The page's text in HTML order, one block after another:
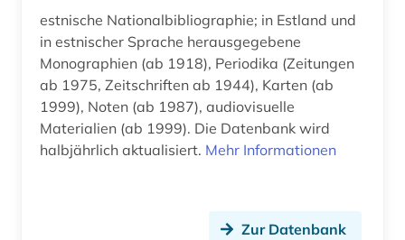
deutsches sprachgebiet (1)
deutschland (30)
deutschland &lt (1)
deutschland (ddr) (1)
estnische Nationalbibliographie; in Estland und
in estnischer Sprache herausgegebene
Monographien (ab 1918), Periodika (Zeitungen
ab 1975, Zeitschriften ab 1944), Karten (ab
1999), Noten (ab 1987), audiovisuelle
Materialien (ab 1999). Die Datenbank wird
halbjährlich aktualisiert. Mehr Informationen
Zur Datenbank